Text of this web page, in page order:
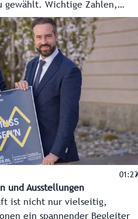
gewählt. Wichtige Zahlen,
01:29
und Ausstellungen
ist nicht nur vielseitig,
ein spannender Begleiter